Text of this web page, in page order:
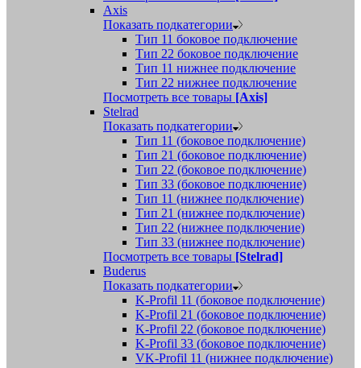
Axis
Показать подкатегории
Тип 11 боковое подключение
Тип 22 боковое подключение
Тип 11 нижнее подключение
Тип 22 нижнее подключение
Посмотреть все товары [Axis]
Stelrad
Показать подкатегории
Tип 11 (боковое подключение)
Тип 21 (боковое подключение)
Тип 22 (боковое подключение)
Тип 33 (боковое подключение)
Тип 11 (нижнее подключение)
Тип 21 (нижнее подключение)
Тип 22 (нижнее подключение)
Тип 33 (нижнее подключение)
Посмотреть все товары [Stelrad]
Buderus
Показать подкатегории
K-Profil 11 (боковое подключение)
K-Profil 21 (боковое подключение)
K-Profil 22 (боковое подключение)
K-Profil 33 (боковое подключение)
VK-Profil 11 (нижнее подключение)